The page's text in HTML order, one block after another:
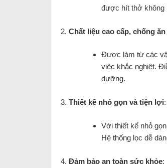
được hít thở không
Chất liệu cao cấp, chống
Được làm từ các
việc khắc nghiệt.
dưỡng.
Thiết kế nhỏ gọn và tiện lợi:
Với thiết kế nhỏ
Hệ thống lọc dễ
Đảm bảo an toàn sức khỏe: